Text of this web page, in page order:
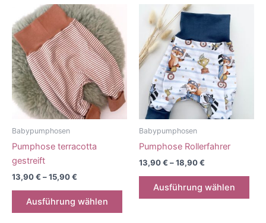
Babypumphosen
Pumphose terracotta
gestreift
13,90€ –15,90€
Ausführung wählen
Dieses
Babypumphosen
Pumphose Rollerfahrer
13,90€ –18,90€
Ausführung wählen